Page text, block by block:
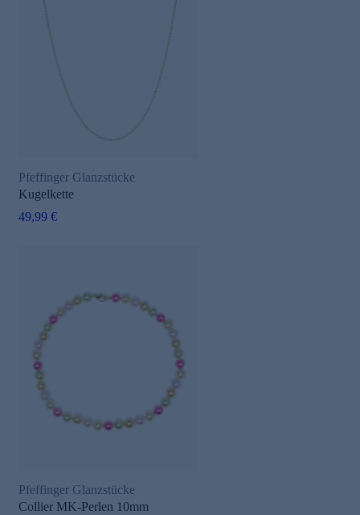
Pfeffinger Glanzstücke
Kugelkette
49,99 €
Pfeffinger Glanzstücke
Collier MK-Perlen 10mm